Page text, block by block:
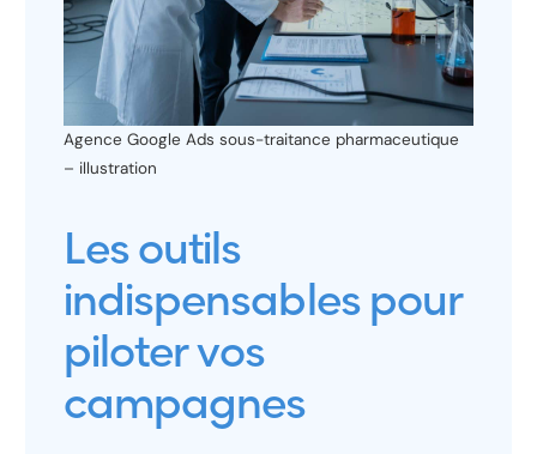
Agence Google Ads sous-traitance pharmaceutique
– illustration
Les outils
indispensables pour
piloter vos
campagnes